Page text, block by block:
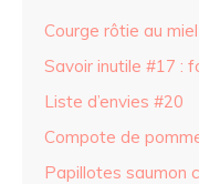
Courge rôtie au
Savoir inutile #17 :
Liste d’envies #20
Compote de
Papillotes saumon